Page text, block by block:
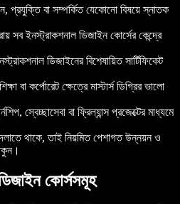
প্রযুক্তি বা সম্পর্কিত যেকোনো বিষয়ে স্নাতক
ইনস্ট্রাকশনাল ডিজাইন কোর্সের কেন্দ্রে
ডিজাইনের বিশেষায়িত সার্টিফিকেট
বা কর্পোরেট ক্ষেত্রে মাস্টার্স ডিগ্রির ভালো
স্বেচ্ছাসেবা বা ফ্রিল্যান্স প্রজেক্টের মাধ্যমে
থাকে, তাই নিয়মিত পেশাগত উন্নয়ন ও
কোর্সসমূহ